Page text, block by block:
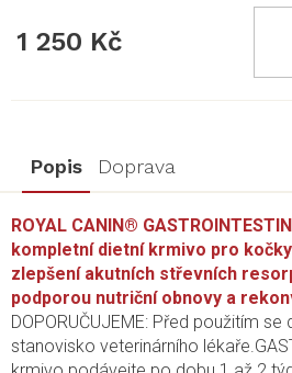
1 250 Kč
Popis Doprava
ROYAL CANIN®
kompletní dietní krmivo pro
zlepšení akutních střevních
podporou nutriční obnovy a
DOPORUČUJEME: Před použitím
stanovisko veterinárního